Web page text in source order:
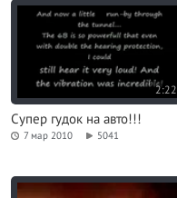
2:22
Супер гудок на авто!!!
7 мар 2010 5041